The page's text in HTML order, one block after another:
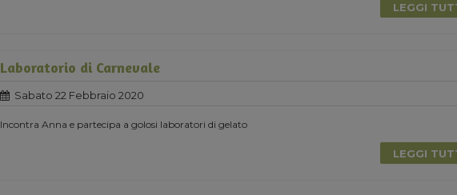
LEGGI
Laboratorio di Carnevale
Sabato 22 Febbraio 2020
Incontra Anna e partecipa a golosi laboratori di gelato
LEGGI